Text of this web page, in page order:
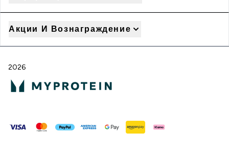
Акции И Вознаграждение
2026